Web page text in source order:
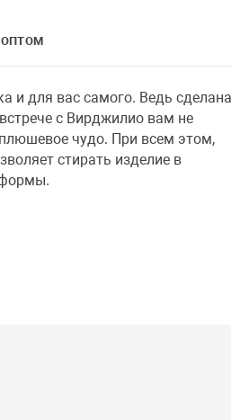
ОПТОМ
и для вас самого. Ведь сделана
с Вирджилио вам не
плюшевое чудо. При всем этом,
стирать изделие в